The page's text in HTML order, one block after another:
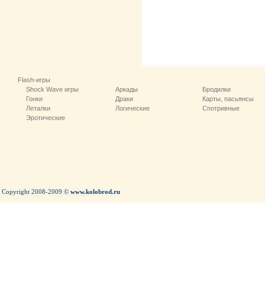
Flash-игры
Shock Wave игры
Аркады
Бродилки
Гонки
Драки
Карты, пасьянсы
Леталки
Логические
Спотривные
Эротические
Copyright 2008-2009 © www.kolobrod.ru